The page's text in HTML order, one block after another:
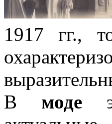
1917 гг.,
В моде